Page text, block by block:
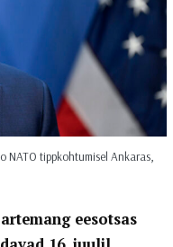
NATO tippkohtumisel Ankaras,
eesotsas